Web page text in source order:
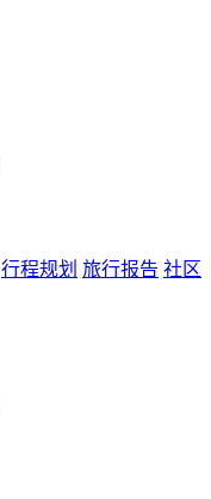
行程规划 旅行报告 社区